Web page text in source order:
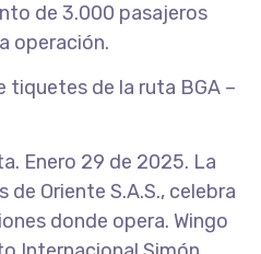
de 3.000 pasajeros
operación.
tiquetes de la ruta BGA –
Enero 29 de 2025. La
Oriente S.A.S., celebra
donde opera. Wingo